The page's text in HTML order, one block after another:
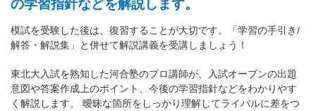
の学習指針などを解説します。
模試を受験した後は、復習することが大切です。「学習の手引き/
解答・解説集」と併せて解説講義を受講しましょう！
東北大入試を熟知した河合塾のプロ講師が、入試オープンの出題
意図や答案作成上のポイント、今後の学習指針などをわかりやす
く解説します。 曖昧な箇所をしっかり理解してライバルに差をつ